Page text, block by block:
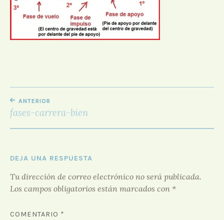
D
O
R
F
NAVEGACIÓN
DE
ENTRADAS
ANTERIOR
fases-carrera-bien
DEJA UNA RESPUESTA
Tu dirección de correo electrónico no será publicada.
Los campos obligatorios están marcados con *
COMENTARIO *